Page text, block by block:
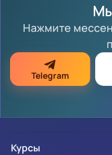
Нажмите
Telegram
Курсы